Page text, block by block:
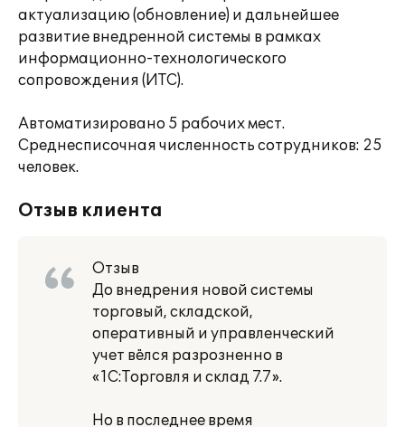
актуализацию (обновление) и дальнейшее
развитие внедренной системы в рамках
информационно-технологического
сопровождения (ИТС).
Автоматизировано 5 рабочих мест.
Среднесписочная численность сотрудников: 25
человек.
Отзыв клиента
Отзыв
До внедрения новой системы
торговый, складской,
оперативный и управленческий
учет вёлся разрозненно в
«1С:Торговля и склад 7.7».
Но в последнее время